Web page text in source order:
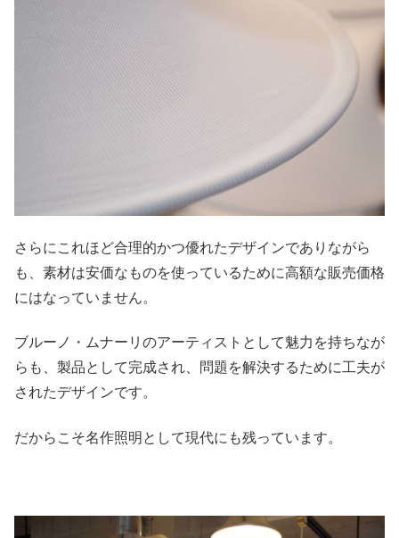
さらにこれほど合理的かつ優れたデザインでありながら
も、素材は安価なものを使っているために高額な販売価格
にはなっていません。
ブルーノ・ムナーリのアーティストとして魅力を持ちなが
らも、製品として完成され、問題を解決するために工夫が
されたデザインです。
だからこそ名作照明として現代にも残っています。